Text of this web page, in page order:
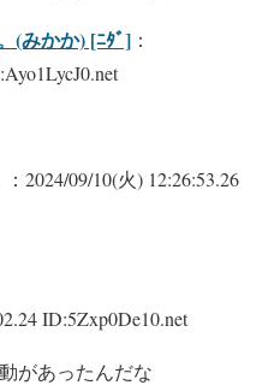
(みかか) [ﾆﾀﾞ] ：
：2024/09/10(火) 12:26:53.26
ID:5Zxp0De10.net
があったんだな